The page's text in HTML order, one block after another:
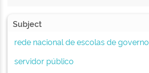
Subject
rede nacional de escolas de governo
servidor público